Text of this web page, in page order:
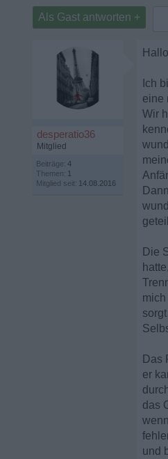
Als Gast antworten +
desperatio36
Mitglied
Beiträge: 4
Themen: 1
Mitglied seit: 14.08.2016
Ich
eine
Wir
Die
Das
er
das
und